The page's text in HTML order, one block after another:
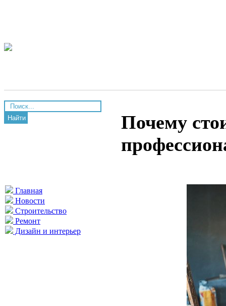
Найти
Главная
Новости
Строительство
Ремонт
Дизайн и интерьер
Почему